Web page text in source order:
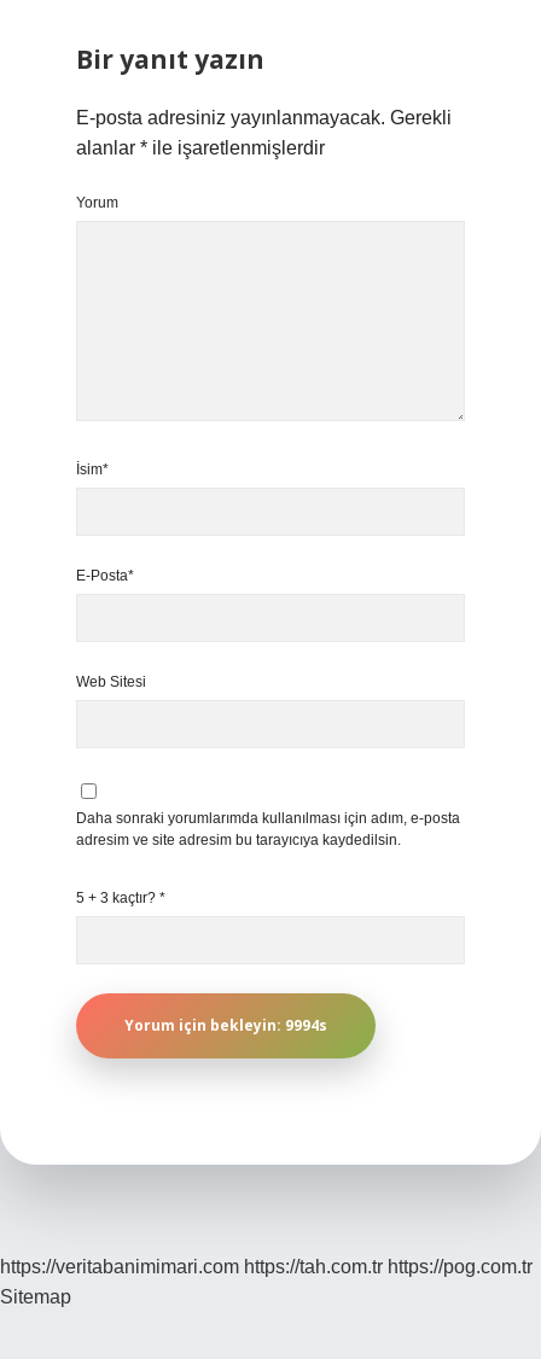
Bir yanıt yazın
E-posta adresiniz yayınlanmayacak. Gerekli
alanlar * ile işaretlenmişlerdir
Yorum
İsim*
E-Posta*
Web Sitesi
Daha sonraki yorumlarımda kullanılması için adım, e-posta
adresim ve site adresim bu tarayıcıya kaydedilsin.
5 + 3 kaçtır? *
https://veritabanimimari.com https://tah.com.tr https://pog.com.tr
Sitemap